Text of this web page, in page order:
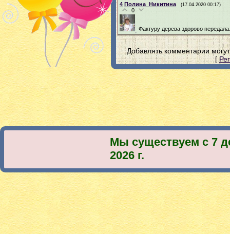
4 Полина_Никитина (17.04.2020 00:17)
0
Фактуру дерева здорово передала.
Добавлять комментарии
[
Мы существуем с 7
2026 г.